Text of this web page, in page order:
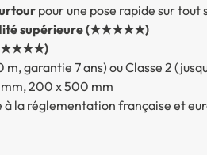
pour une pose rapide sur tout
supérieure (★★★★★)
m, garantie 7 ans) ou Classe 2
mm, 200 x 500 mm
la réglementation française et